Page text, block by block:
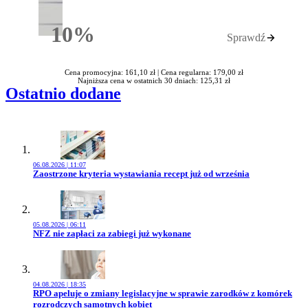
10%Rabatu Sprawdź
Cena promocyjna: 161,10 zł | Cena regularna: 179,00 zł
Najniższa cena w ostatnich 30 dniach: 125,31 zł
Ostatnio dodane
06.08.2026 | 11:07
Przejdź do artykułu:
Zaostrzone kryteria wystawiania recept już od września
05.08.2026 | 06:11
Przejdź do artykułu:
NFZ nie zapłaci za zabiegi już wykonane
04.08.2026 | 18:35
Przejdź do artykułu:
RPO apeluje o zmiany legislacyjne w sprawie zarodków z komórek
rozrodczych samotnych kobiet